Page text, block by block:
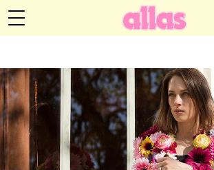
Hälsa
Relationer
Anna María Larssons blogg
Hem
Om Anna María
Arkiv
Kontakt